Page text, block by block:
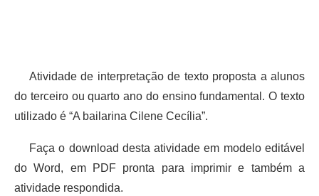
Atividade de interpretação de texto proposta a alunos
do terceiro ou quarto ano do ensino fundamental. O texto
utilizado é “A bailarina Cilene Cecília”.
Faça o download desta atividade em modelo editável
do Word, em PDF pronta para imprimir e também a
atividade respondida.